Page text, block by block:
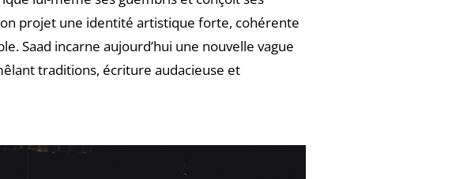
projet une identité artistique forte, cohérente
Saad incarne aujourd’hui une nouvelle vague
traditions, écriture audacieuse et